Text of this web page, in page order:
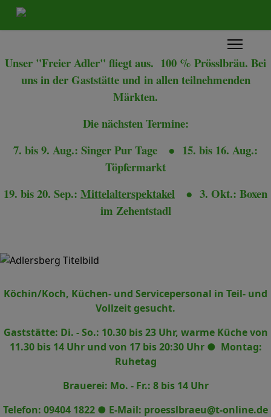
Unser "Freier Adler" fliegt aus. 100 % Prösslbräu. Bei
uns in der Gaststätte undin allen teilnehmenden
Märkten.
Die nächsten Termine:
7. bis 9. Aug.: Singer Pur Tage
● 15. bis 16. Aug.:
Töpfermarkt
19. bis 20. Sep.: Mittelalterspektakel ● 3. Okt.: Boxen
im Zehentstadl
Köchin/Koch, Küchen- und Servicepersonal in Teil- und
Vollzeit gesucht.
Gaststätte: Di. - So.: 10.30 bis 23 Uhr, warme Küche von
11.30 bis 14 Uhr und von 17 bis 20:30 Uhr ● Montag:
Ruhetag
Brauerei: Mo. - Fr.: 8 bis 14 Uhr
Telefon: 09404 1822 ● E-Mail: proesslbraeu@t-online.de